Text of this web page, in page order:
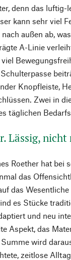
denn das luftig-
kann sehr viel
außen ab,
A-Linie
Knopfleiste,
Zwei in
täglichen
Lässig, nicht
Roether hat bei
das
das
es Stücke
und neu
Aspekt, das
wird
zeitlose